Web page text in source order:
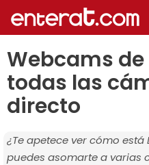
Webcams de
todas las
directo
¿Te apetece ver cómo
puedes asomarte a varias